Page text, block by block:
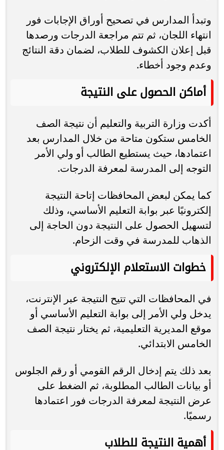
وتبدأ المدارس في تصحيح أوراق الإجابات فور
انتهاء اللجان، ثم تتم مراجعة الدرجات ورصدها
قبل إعلان الكشوف للطلاب، لضمان دقة النتائج
وعدم وجود أخطاء.
أماكن الحصول على النتيجة
أكدت وزارة التربية والتعليم أن نتيجة الصف
الخامس ستكون متاحة من خلال المدارس بعد
اعتمادها، حيث يستطيع الطالب أو ولي الأمر
التوجه إلى المدرسة لمعرفة الدرجات.
كما يمكن لبعض المحافظات إتاحة النتيجة
إلكترونيًا عبر بوابة التعليم الأساسي، وذلك
لتسهيل الحصول على النتيجة دون الحاجة إلى
الذهاب للمدرسة في وقت الزحام.
خطوات الاستعلام الإلكتروني
في المحافظات التي تتيح النتيجة عبر الإنترنت،
يدخل ولي الأمر إلى بوابة التعليم الأساسي أو
موقع المديرية التعليمية، ثم يختار نتيجة الصف
الخامس الابتدائي.
بعد ذلك يتم إدخال الرقم القومي أو رقم الجلوس
أو بيانات الطالب المطلوبة، ثم الضغط على
عرض النتيجة لمعرفة الدرجات فور اعتمادها
رسميًا.
أهمية النتيجة للطلاب